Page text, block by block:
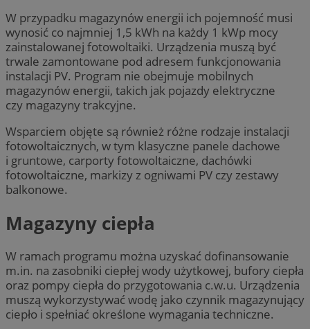
W przypadku magazynów energii ich pojemność musi
wynosić co najmniej 1,5 kWh na każdy 1 kWp mocy
zainstalowanej fotowoltaiki. Urządzenia muszą być
trwale zamontowane pod adresem funkcjonowania
instalacji PV. Program nie obejmuje mobilnych
magazynów energii, takich jak pojazdy elektryczne
czy magazyny trakcyjne.
Wsparciem objęte są również różne rodzaje instalacji
fotowoltaicznych, w tym klasyczne panele dachowe
i gruntowe, carporty fotowoltaiczne, dachówki
fotowoltaiczne, markizy z ogniwami PV czy zestawy
balkonowe.
Magazyny ciepła
W ramach programu można uzyskać dofinansowanie
m.in. na zasobniki ciepłej wody użytkowej, bufory ciepła
oraz pompy ciepła do przygotowania c.w.u. Urządzenia
muszą wykorzystywać wodę jako czynnik magazynujący
ciepło i spełniać określone wymagania techniczne.